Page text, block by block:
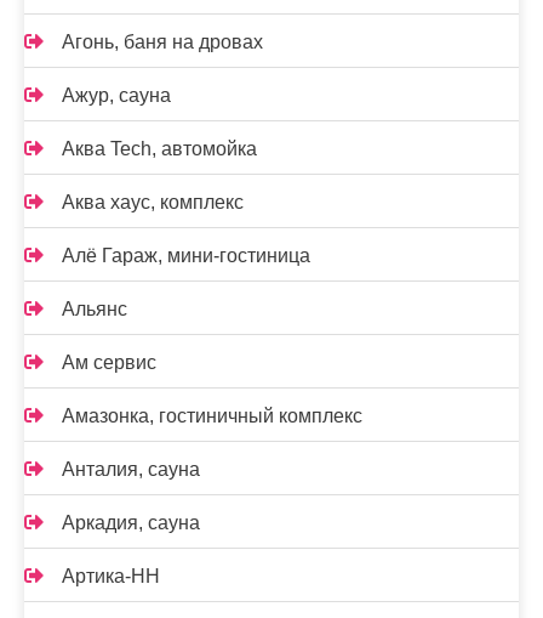
Агонь, баня на дровах
Ажур, сауна
Аква Tech, автомойка
Аква хаус, комплекс
Алё Гараж, мини-гостиница
Альянс
Ам сервис
Амазонка, гостиничный комплекс
Анталия, сауна
Аркадия, сауна
Артика-НН